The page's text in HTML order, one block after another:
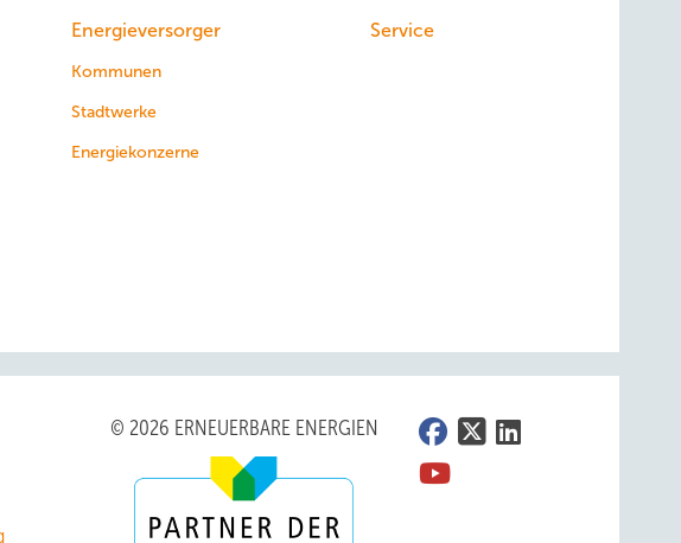
Energieversorger
Kommunen
Stadtwerke
Energiekonzerne
Service
© 2026 ERNEUERBARE ENERGIEN